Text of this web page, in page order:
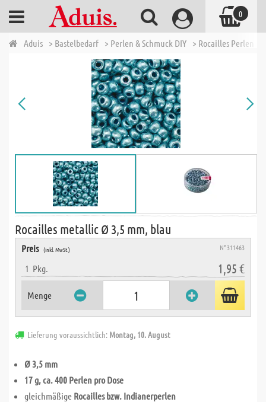
Aduis > Bastelbedarf > Perlen & Schmuck DIY > Rocailles Perlen -
Rocailles metallic Ø 3,5 mm, blau
Preis (inkl. MwSt.) N° 311463
1 Pkg. 1,95 €
Menge
Lieferung voraussichtlich: Montag, 10. August
Ø 3,5 mm
17 g, ca. 400 Perlen pro Dose
gleichmäßige Rocailles bzw. Indianerperlen
0